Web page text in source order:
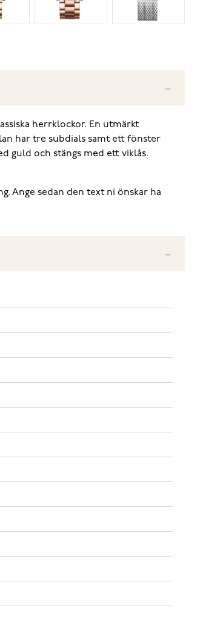
herrklockor. En utmärkt
har tre subdials samt ett fönster
guld och stängs med ett viklås.
Ange sedan den text ni önskar ha